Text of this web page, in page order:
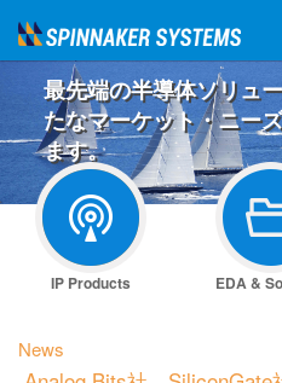
最先端の半導体ソリュ
たなマーケット・ニー
ます。
IP Products EDA &
News